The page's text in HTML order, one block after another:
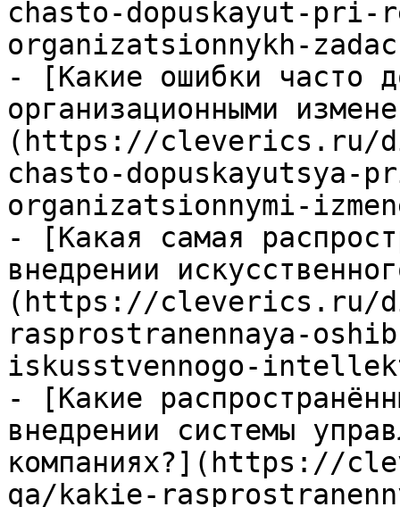
chasto-dopuskayut-pri-
organizatsionnykh-
- [Какие ошибки часто
организационными
(https://cleverics.ru/
chasto-
organizatsionnymi-
- [Какая самая
внедрении
(https://cleverics.ru/
rasprostranennaya-
iskusstvennogo-
- [Какие
внедрении системы
компаниях?](https://
qa/kakie-